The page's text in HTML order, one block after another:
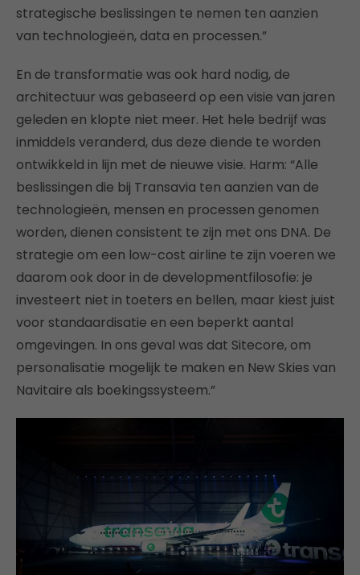
strategische beslissingen te nemen ten aanzien
van technologieën, data en processen.”
En de transformatie was ook hard nodig, de
architectuur was gebaseerd op een visie van jaren
geleden en klopte niet meer. Het hele bedrijf was
inmiddels veranderd, dus deze diende te worden
ontwikkeld in lijn met de nieuwe visie. Harm: “Alle
beslissingen die bij Transavia ten aanzien van de
technologieën, mensen en processen genomen
worden, dienen consistent te zijn met ons DNA. De
strategie om een low-cost airline te zijn voeren we
daarom ook door in de developmentfilosofie: je
investeert niet in toeters en bellen, maar kiest juist
voor standaardisatie en een beperkt aantal
omgevingen. In ons geval was dat Sitecore, om
personalisatie mogelijk te maken en New Skies van
Navitaire als boekingssysteem.”